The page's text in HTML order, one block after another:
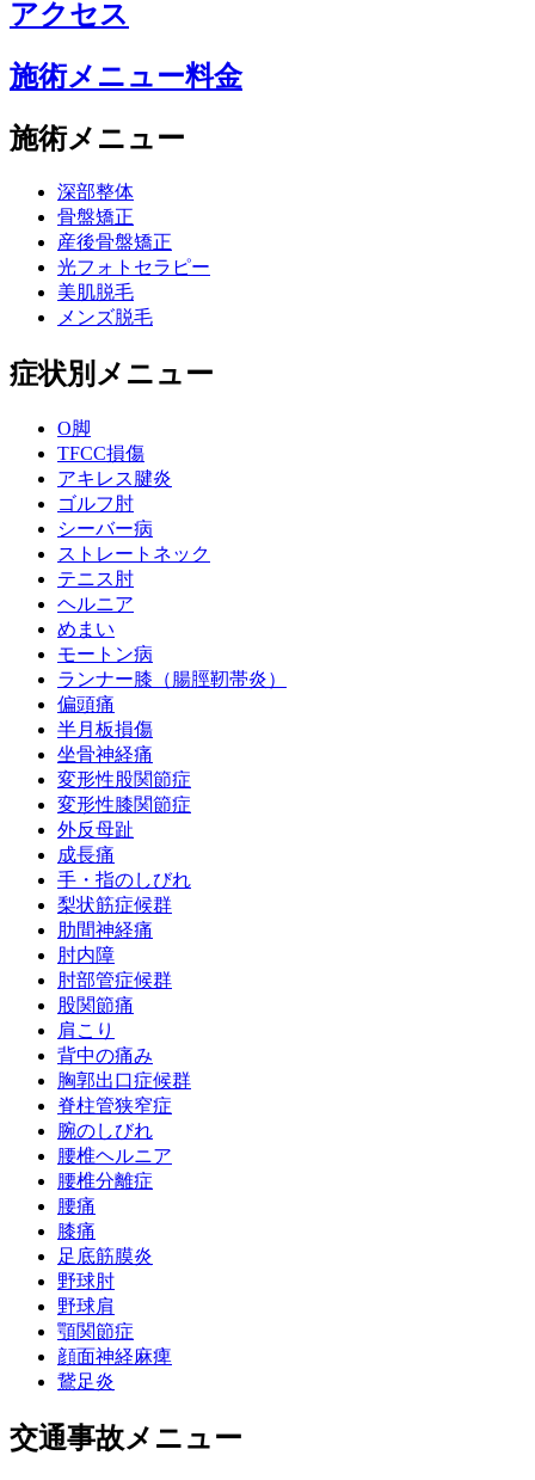
アクセス
施術メニュー料金
施術メニュー
深部整体
骨盤矯正
産後骨盤矯正
光フォトセラピー
美肌脱毛
メンズ脱毛
症状別メニュー
O脚
TFCC損傷
アキレス腱炎
ゴルフ肘
シーバー病
ストレートネック
テニス肘
ヘルニア
めまい
モートン病
ランナー膝（腸脛靭帯炎）
偏頭痛
半月板損傷
坐骨神経痛
変形性股関節症
変形性膝関節症
外反母趾
成長痛
手・指のしびれ
梨状筋症候群
肋間神経痛
肘内障
肘部管症候群
股関節痛
肩こり
背中の痛み
胸郭出口症候群
脊柱管狭窄症
腕のしびれ
腰椎ヘルニア
腰椎分離症
腰痛
膝痛
足底筋膜炎
野球肘
野球肩
顎関節症
顔面神経麻痺
鵞足炎
交通事故メニュー